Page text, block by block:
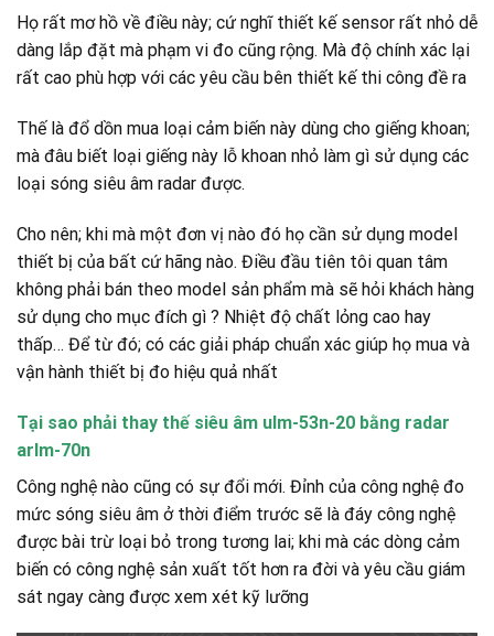
Họ rất mơ hồ về điều này; cứ nghĩ thiết kế sensor rất nhỏ dễ
dàng lắp đặt mà phạm vi đo cũng rộng. Mà độ chính xác lại
rất cao phù hợp với các yêu cầu bên thiết kế thi công đề ra
Thế là đổ dồn mua loại cảm biến này dùng cho giếng khoan;
mà đâu biết loại giếng này lỗ khoan nhỏ làm gì sử dụng các
loại sóng siêu âm radar được.
Cho nên; khi mà một đơn vị nào đó họ cần sử dụng model
thiết bị của bất cứ hãng nào. Điều đầu tiên tôi quan tâm
không phải bán theo model sản phẩm mà sẽ hỏi khách hàng
sử dụng cho mục đích gì ? Nhiệt độ chất lỏng cao hay
thấp… Để từ đó; có các giải pháp chuẩn xác giúp họ mua và
vận hành thiết bị đo hiệu quả nhất
Tại sao phải thay thế siêu âm ulm-53n-20 bằng radar
arlm-70n
Công nghệ nào cũng có sự đổi mới. Đỉnh của công nghệ đo
mức sóng siêu âm ở thời điểm trước sẽ là đáy công nghệ
được bài trừ loại bỏ trong tương lai; khi mà các dòng cảm
biến có công nghệ sản xuất tốt hơn ra đời và yêu cầu giám
sát ngay càng được xem xét kỹ lưỡng